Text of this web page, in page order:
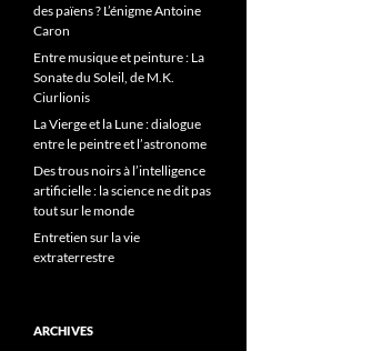
des païens ? L’énigme Antoine
Caron
Entre musique et peinture : La
Sonate du Soleil, de M.K.
Ciurlionis
La Vierge et la Lune : dialogue
entre le peintre et l’astronome
Des trous noirs à l’intelligence
artificielle : la science ne dit pas
tout sur le monde
Entretien sur la vie
extraterrestre
ARCHIVES